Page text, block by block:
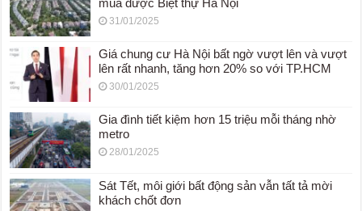
mua được Biệt thự Hà Nội
31/01/2025
Giá chung cư Hà Nội bất ngờ vượt lên và vượt
lên rất nhanh, tăng hơn 20% so với TP.HCM
30/01/2025
Gia đình tiết kiệm hơn 15 triệu mỗi tháng nhờ
metro
28/01/2025
Sát Tết, môi giới bất động sản vẫn tất tả mời
khách chốt đơn